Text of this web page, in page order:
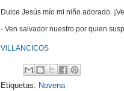
Dulce Jesús mío mi niño adorado.
- Ven salvador nuestro por quien
VILLANCICOS
Etiquetas: Novena